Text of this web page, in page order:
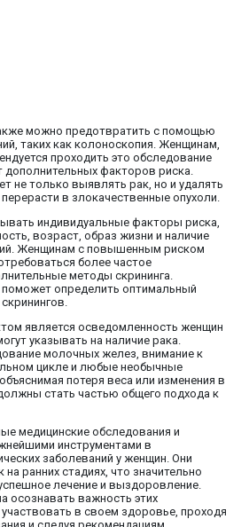
можно предотвратить с помощью
таких как колоноскопия. Женщинам,
проходить это обследование
дополнительных факторов риска.
не только выявлять рак, но и удалять
в злокачественные опухоли.
индивидуальные факторы риска,
возраст, образ жизни и наличие
Женщинам с повышенным риском
более частое
методы скрининга.
определить оптимальный
является осведомленность женщин
указывать на наличие рака.
молочных желез, внимание к
цикле и любые необычные
потеря веса или изменения в
стать частью общего подхода к
медицинские обследования и
инструментами в
заболеваний у женщин. Они
ранних стадиях, что значительно
лечение и выздоровление.
осознавать важность этих
в своем здоровье, проходя